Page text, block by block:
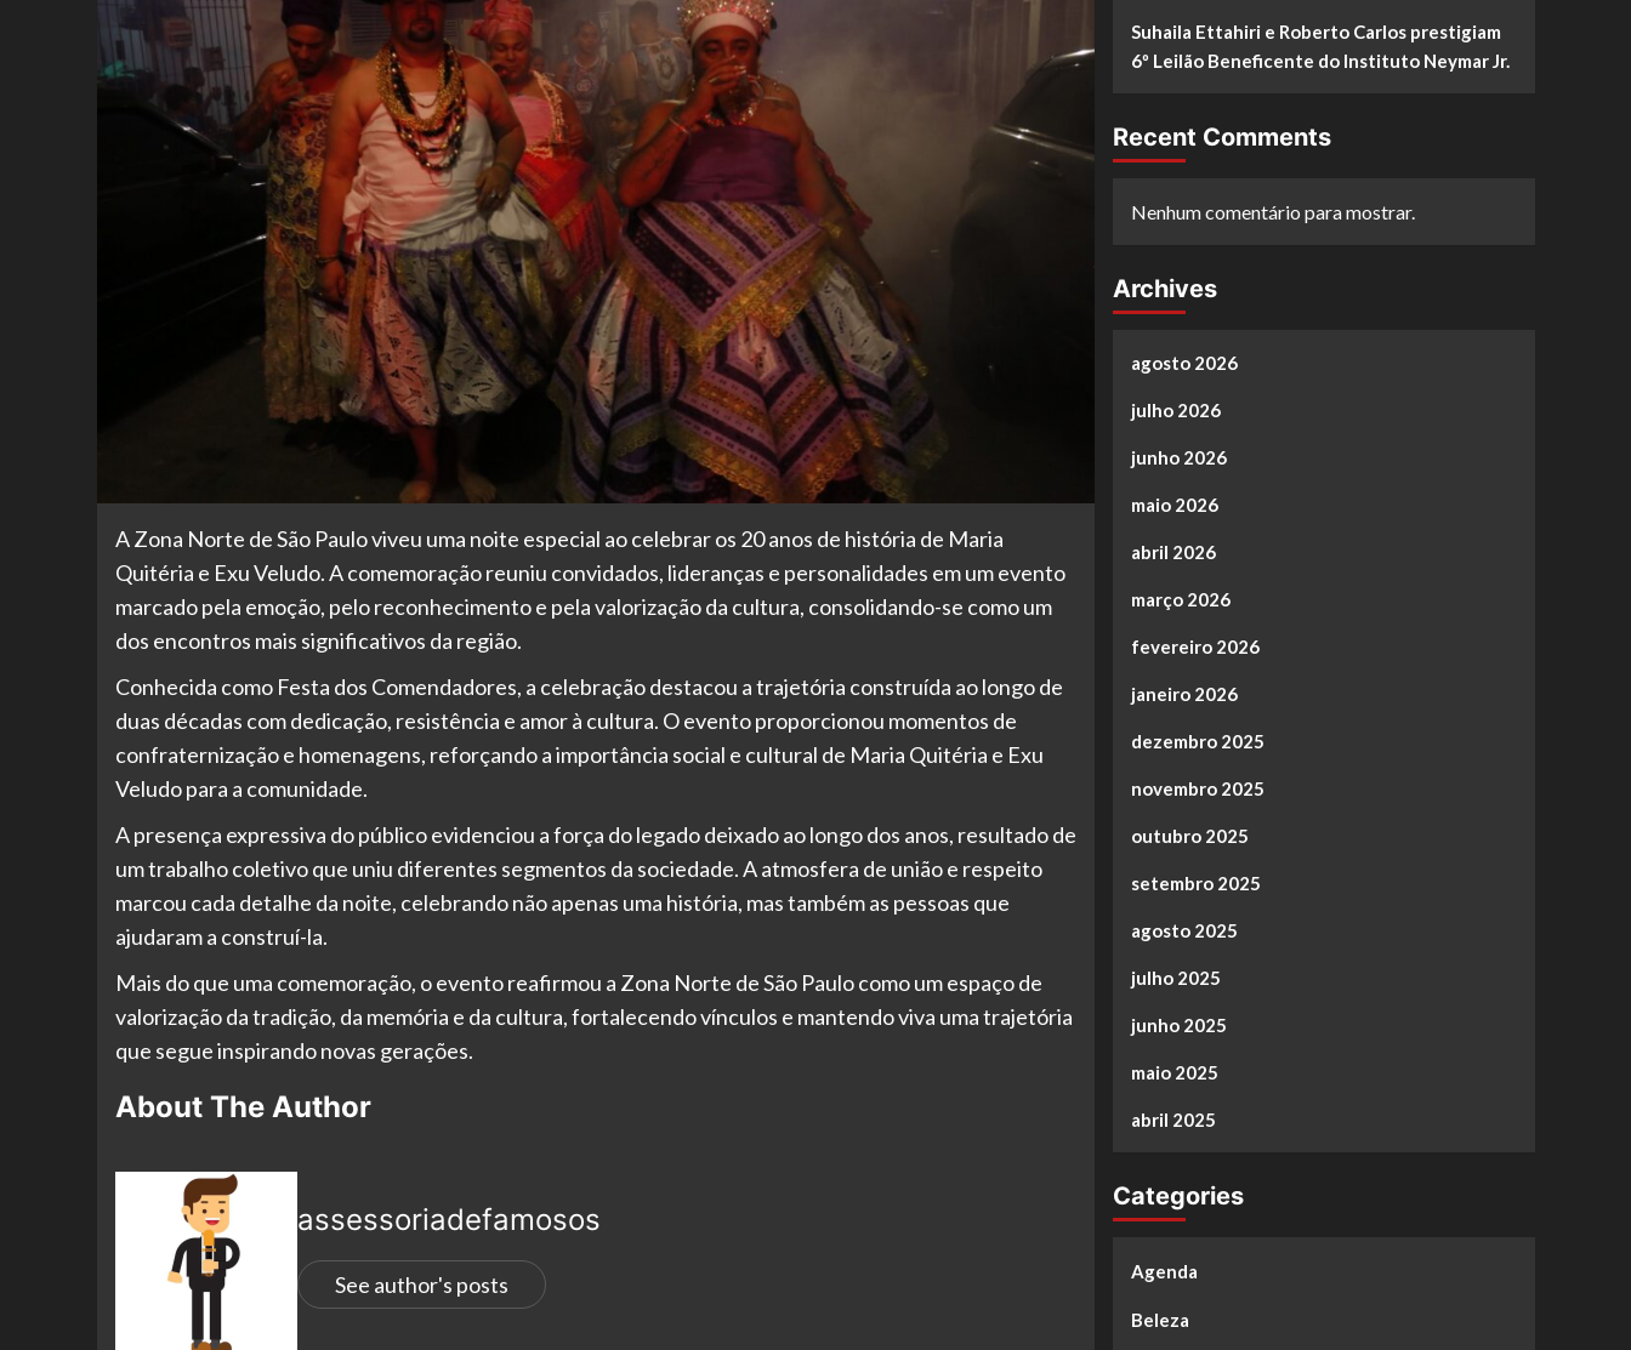
A Zona Norte de São Paulo viveu uma noite especial ao celebrar os 20 anos de história de Maria
Quitéria e Exu Veludo. A comemoração reuniu convidados, lideranças e personalidades em um evento
marcado pela emoção, pelo reconhecimento e pela valorização da cultura, consolidando-se como um
dos encontros mais significativos da região.
Conhecida como Festa dos Comendadores, a celebração destacou a trajetória construída ao longo de
duas décadas com dedicação, resistência e amor à cultura. O evento proporcionou momentos de
confraternização e homenagens, reforçando a importância social e cultural de Maria Quitéria e Exu
Veludo para a comunidade.
A presença expressiva do público evidenciou a força do legado deixado ao longo dos anos, resultado de
um trabalho coletivo que uniu diferentes segmentos da sociedade. A atmosfera de união e respeito
marcou cada detalhe da noite, celebrando não apenas uma história, mas também as pessoas que
ajudaram a construí-la.
Mais do que uma comemoração, o evento reafirmou a Zona Norte de São Paulo como um espaço de
valorização da tradição, da memória e da cultura, fortalecendo vínculos e mantendo viva uma trajetória
que segue inspirando novas gerações.
About The Author
assessoriadefamosos
See author's posts
Suhaila Ettahiri e Roberto Carlos prestigiam
6º Leilão Beneficente do Instituto Neymar Jr.
Recent Comments
Nenhum comentário para mostrar.
Archives
agosto 2026
julho 2026
junho 2026
maio 2026
abril 2026
março 2026
fevereiro 2026
janeiro 2026
dezembro 2025
novembro 2025
outubro 2025
setembro 2025
agosto 2025
julho 2025
junho 2025
maio 2025
abril 2025
Categories
Agenda
Beleza